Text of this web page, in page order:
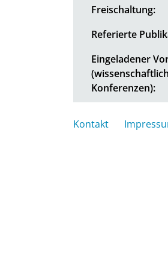
Freischaltung:
Referierte
Eingeladener
Konferenzen):
Kontakt